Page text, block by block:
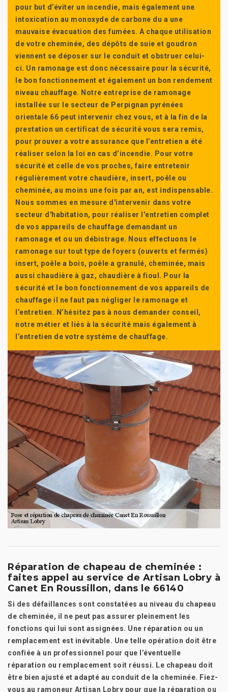
pour but d’éviter un incendie, mais également une
intoxication au monoxyde de carbone du a une
mauvaise évacuation des fumées. A chaque utilisation
de votre cheminée, des dépôts de suie et goudron
viennent se déposer sur le conduit et obstruer celui-
ci. Un ramonage est donc nécessaire pour la sécurité,
le bon fonctionnement et également un bon rendement
niveau chauffage. Notre entreprise de ramonage
installée sur le secteur de Perpignan pyrénées
orientale 66 peut intervenir chez vous, et à la fin de la
prestation un certificat de sécurité vous sera remis,
pour prouver a votre assurance que l’entretien a été
réaliser selon la loi en cas d’incendie. Pour votre
sécurité et celle de vos proches, faire entretenir
régulièrement votre chaudière, insert, poêle ou
cheminée, au moins une fois par an, est indispensable.
Nous sommes en mesure d'intervenir dans votre
secteur d'habitation, pour réaliser l'entretien complet
de vos appareils de chauffage demandant un
ramonage et ou un débistrage. Nous effectuons le
ramonage sur tout type de foyers (ouverts et fermés)
insert, poêle a bois, poêle a granulé, cheminée, mais
aussi chaudière à gaz, chaudière à fioul. Pour la
sécurité et le bon fonctionnement de vos appareils de
chauffage il ne faut pas négliger le ramonage et
l’entretien. N’hésitez pas à nous demander conseil,
notre métier et liés à la sécurité mais également à
l’entretien de votre système de chauffage.
Réparation de chapeau de cheminée :
faites appel au service de Artisan Lobry à
Canet En Roussillon, dans le 66140
Si des défaillances sont constatées au niveau du chapeau
de cheminée, il ne peut pas assurer pleinement les
fonctions qui lui sont assignées. Une réparation ou un
remplacement est inévitable. Une telle opération doit être
confiée à un professionnel pour que l’éventuelle
réparation ou remplacement soit réussi. Le chapeau doit
être bien ajusté et adapté au conduit de la cheminée. Fiez-
vous au ramoneur Artisan Lobry pour que la réparation ou